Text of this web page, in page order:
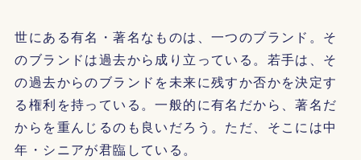
世にある有名・著名なものは、一つのブランド。そ
のブランドは過去から成り立っている。若手は、そ
の過去からのブランドを未来に残すか否かを決定す
る権利を持っている。一般的に有名だから、著名だ
からを重んじるのも良いだろう。ただ、そこには中
年・シニアが君臨している。